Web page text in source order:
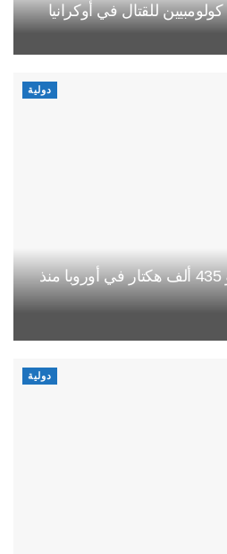
للقتال في أوكرانيا
دولية
حرائق الغابات تلتهم نحو 435 ألف هكتار في أوروبا منذ
دولية